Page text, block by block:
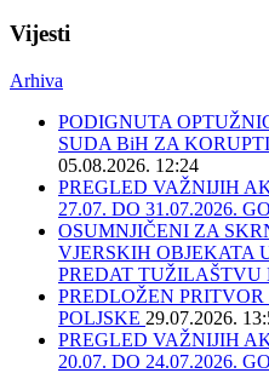
Vijesti
Arhiva
PODIGNUTA
SUDA BiH ZA
05.08.2026. 12:24
PREGLED VAŽNIJIH
27.07. DO 31.07.2026.
OSUMNJIČENI ZA
VJERSKIH OBJEKATA
PREDAT TUŽILAŠTVU
PREDLOŽEN
POLJSKE 29.07.2026.
PREGLED VAŽNIJIH
20.07. DO 24.07.2026.